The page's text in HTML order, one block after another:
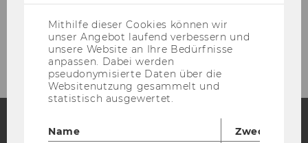
Seminar Series
Mithilfe dieser Cookies können wir
unser Angebot laufend verbessern und
unsere Website an Ihre Bedürfnisse
anpassen. Dabei werden
pseudonymisierte Daten über die
Websitenutzung gesammelt und
statistisch ausgewertet.
Name
Zweck